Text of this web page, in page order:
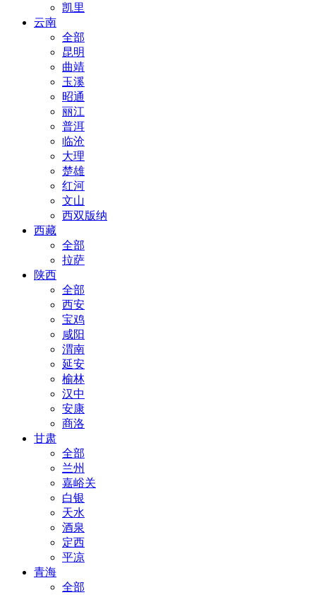
凯里
云南
全部
昆明
曲靖
玉溪
昭通
丽江
普洱
临沧
大理
楚雄
红河
文山
西双版纳
西藏
全部
拉萨
陕西
全部
西安
宝鸡
咸阳
渭南
延安
榆林
汉中
安康
商洛
甘肃
全部
兰州
嘉峪关
白银
天水
酒泉
定西
平凉
青海
全部